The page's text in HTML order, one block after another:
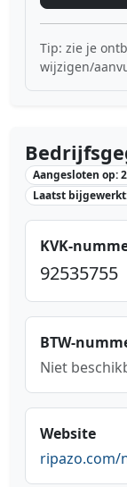
Tip: zie je
wijzigen/
Aangesloten op:
Laatst
KVK-
92535755
BTW-
Niet
Website
ripazo.com/